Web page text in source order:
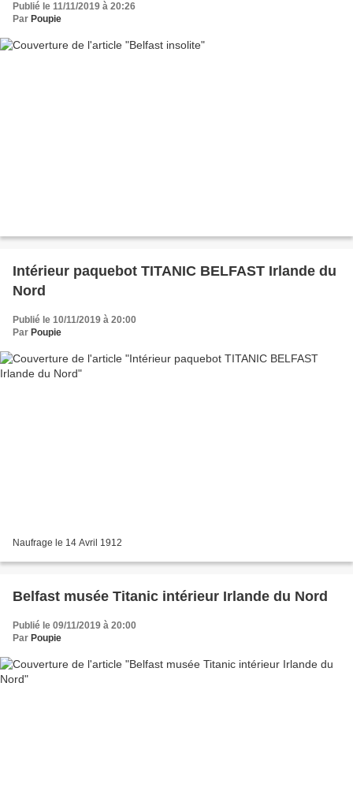
Publié le 11/11/2019 à 20:26
Par Poupie
Intérieur paquebot TITANIC BELFAST Irlande du
Nord
Publié le 10/11/2019 à 20:00
Par Poupie
Naufrage le 14 Avril 1912
Belfast musée Titanic intérieur Irlande du Nord
Publié le 09/11/2019 à 20:00
Par Poupie